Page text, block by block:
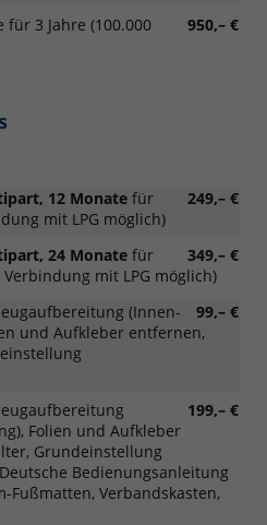
950,– €
3 Jahre (100.000
249,– €
12 Monate für
mit LPG möglich)
349,– €
24 Monate für
mit LPG möglich)
99,– €
(Innen-
und Aufkleber entfernen,
199,– €
Folien und Aufkleber
Grundeinstellung
Bedienungsanleitung
Fußmatten, Verbandskasten,